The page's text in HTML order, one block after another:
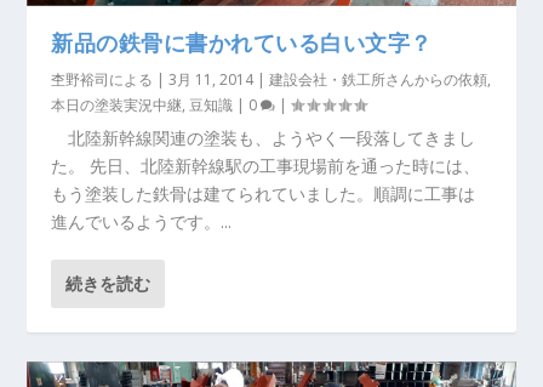
新品の鉄骨に書かれている白い文字？
杢野裕司による |3月 11, 2014|建設会社・鉄工所さんからの依頼,
本日の塗装実況中継,豆知識 | 0 |
北陸新幹線関連の塗装も、ようやく一段落してきまし
た。 先日、北陸新幹線駅の工事現場前を通った時には、
もう塗装した鉄骨は建てられていました。順調に工事は
進んでいるようです。...
続きを読む